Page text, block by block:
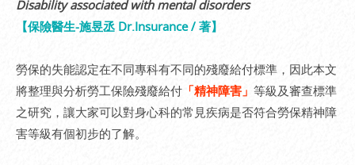
Disability associated with mental disorders
【保險醫生-施昱丞 Dr.Insurance / 著】
勞保的失能認定在不同專科有不同的殘廢給付標準，因此本文
將整理與分析勞工保險殘廢給付 「精神障害」 等級及審查標準
之研究，讓大家可以對身心科的常見疾病是否符合勞保精神障
害等級有個初步的了解。